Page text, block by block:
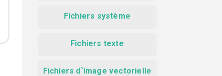
Fichiers système
Fichiers texte
Fichiers d`image vectorielle